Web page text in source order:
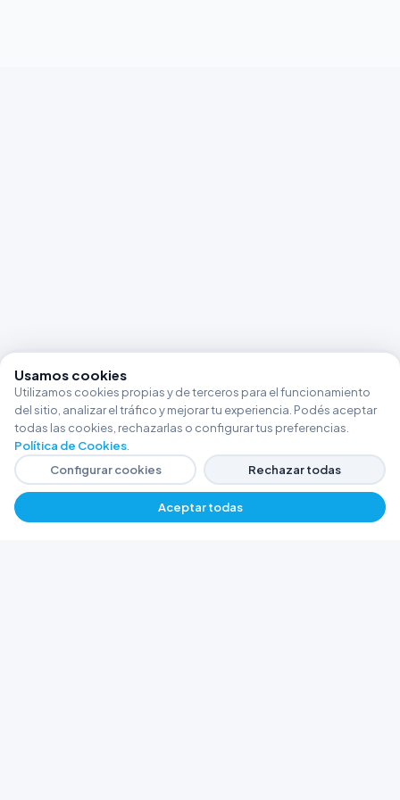
Usamos cookies
Utilizamos cookies propias y de terceros para el funcionamiento
del sitio, analizar el tráfico y mejorar tu experiencia. Podés aceptar
todas las cookies, rechazarlas o configurar tus preferencias.
Política de Cookies
Configurar cookies
Rechazar todas
Aceptar todas